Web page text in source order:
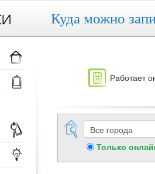
Куда можно
Работает
Только